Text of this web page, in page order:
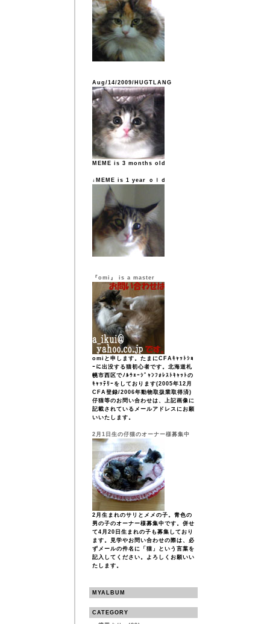
Aug/14/2009/HUGTLANG
MEME is 3 months old
↓MEME is 1 year ｏｌｄ
『omi』 is a master
omiと申します。たまにCFAｷｬｯﾄｼｮ
ｰに出没する猫初心者です。北海道札
幌市西区でﾉﾙｳｪｰｼﾞｬﾝﾌｫﾚｽﾄｷｬｯﾄの
ｷｬｯﾃﾘｰをしております(2005年12月
CFA登録/2006年動物取扱業取得済)
仔猫等のお問い合わせは、上記画像に
記載されているメールアドレスにお願
いいたします。
2月1日生の仔猫のオーナー様募集中
2月生まれのサリとメメの子。青色の
男の子のオーナー様募集中です。併せ
て4月20日生まれの子も募集しており
ます。見学やお問い合わせの際は、必
ずメールの件名に「猫」という言葉を
記入してください。よろしくお願いい
たします。
MYALBUM
CATEGORY